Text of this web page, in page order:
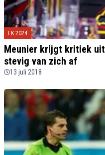
EK 2024
Meunier krijgt kritiek
stevig van zich af
13 juli 2018